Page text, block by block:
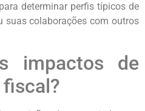
determinar perfis típicos de
suas colaborações com outros
impactos de